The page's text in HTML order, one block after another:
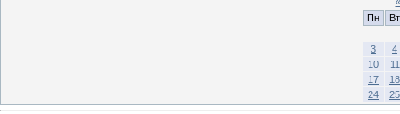
Пн
Вт
3
4
10
11
17
18
24
25